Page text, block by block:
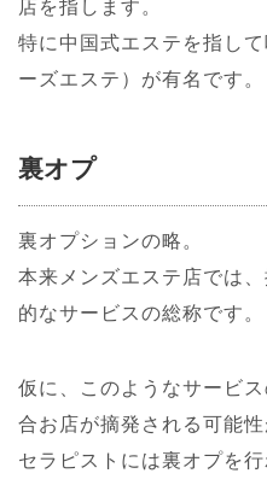
店を指します。
特に中国式エステを指し
ーズエステ）が有名です。
裏オプ
裏オプションの略。
本来メンズエステ店では
的なサービスの総称です。
仮に、このようなサービ
合お店が摘発される可能性
セラピストには裏オプを